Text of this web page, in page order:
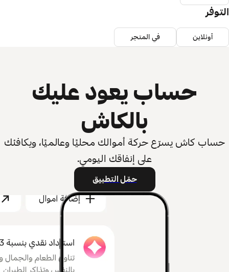
التوفر
أونلاين في المتجر
حساب يعود عليك
بالكاش
حساب كاش يسرّع حركة أموالك محليًا وعالميًا، ويكافئك
على إنفاقك اليومي.
حمّل التطبيق